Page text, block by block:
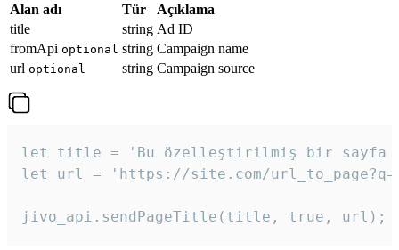
Alan adı Tür
Açıklama
title
string Ad ID
fromApi optional string Campaign name
url optional string Campaign source
let title = 'Bu özelleştirilmiş bir sayfa
let url = 'https://site.com/
jivo_api.sendPageTitle(title, true, url);